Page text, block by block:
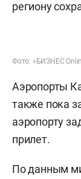
региону
Фото: «БИЗНЕС
Аэропорты
также пока
аэропорту
прилет.
По данным